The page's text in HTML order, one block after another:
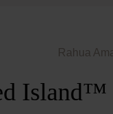
Rahua